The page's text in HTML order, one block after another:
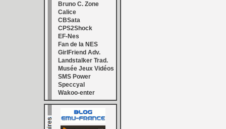
Bruno C. Zone
Calice
CBSata
CPS2Shock
EF-Nes
Fan de la NES
GirlFriend Adv.
Landstalker Trad.
Musée Jeux Vidéos
SMS Power
Speccyal
Wakoo-enter